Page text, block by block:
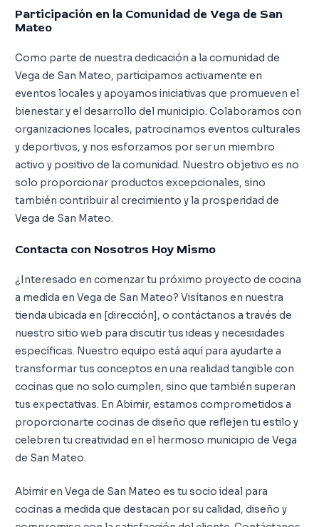
Participación en la Comunidad de Vega de San
Mateo
Como parte de nuestra dedicación a la comunidad de
Vega de San Mateo, participamos activamente en
eventos locales y apoyamos iniciativas que promueven el
bienestar y el desarrollo del municipio. Colaboramos con
organizaciones locales, patrocinamos eventos culturales
y deportivos, y nos esforzamos por ser un miembro
activo y positivo de la comunidad. Nuestro objetivo es no
solo proporcionar productos excepcionales, sino
también contribuir al crecimiento y la prosperidad de
Vega de San Mateo.
Contacta con Nosotros Hoy Mismo
¿Interesado en comenzar tu próximo proyecto de cocina
a medida en Vega de San Mateo? Visítanos en nuestra
tienda ubicada en [dirección], o contáctanos a través de
nuestro sitio web para discutir tus ideas y necesidades
específicas. Nuestro equipo está aquí para ayudarte a
transformar tus conceptos en una realidad tangible con
cocinas que no solo cumplen, sino que también superan
tus expectativas. En Abimir, estamos comprometidos a
proporcionarte cocinas de diseño que reflejen tu estilo y
celebren tu creatividad en el hermoso municipio de Vega
de San Mateo.
Abimir en Vega de San Mateo es tu socio ideal para
cocinas a medida que destacan por su calidad, diseño y